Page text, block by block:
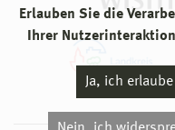
Erlauben Sie die
Ihrer
Ja, ich